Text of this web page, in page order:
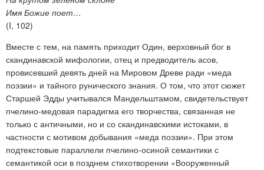
Имя Божие поет…
(I, 102)
Вместе с тем, на память приходит Один, верховный бог в
скандинавской мифологии, отец и предводитель асов,
провисевший девять дней на Мировом Древе ради «меда
поэзии» и тайного рунического знания. О том, что этот сюжет
Старшей Эдды учитывался Мандельштамом, свидетельствует
пчелино-медовая парадигма его творчества, связанная не
только с античными, но и со скандинавскими истоками, в
частности с мотивом добывания «меда поэзии». При этом
подтекстовые параллели пчелино-осиной семантики с
семантикой оси в позднем стихотворении «Вооруженный